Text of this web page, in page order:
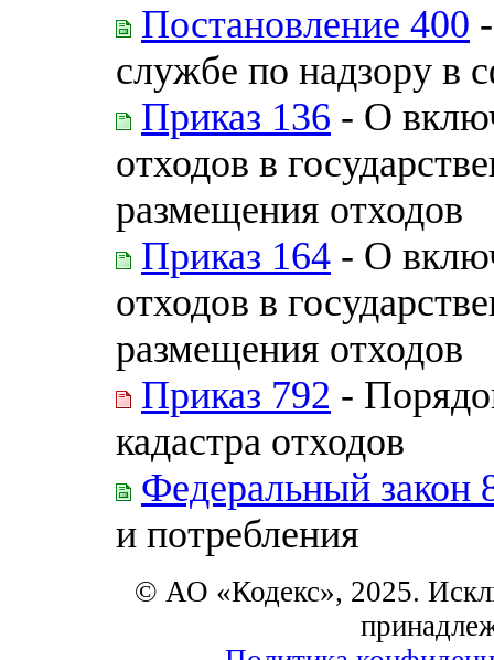
Постановление 400
службе по надзору в
Приказ 136 - О
отходов в
размещения отходов
Приказ 164 - О
отходов в
размещения отходов
Приказ 792 -
кадастра отходов
Федеральный закон
и потребления
© АО «Кодекс», 2025.